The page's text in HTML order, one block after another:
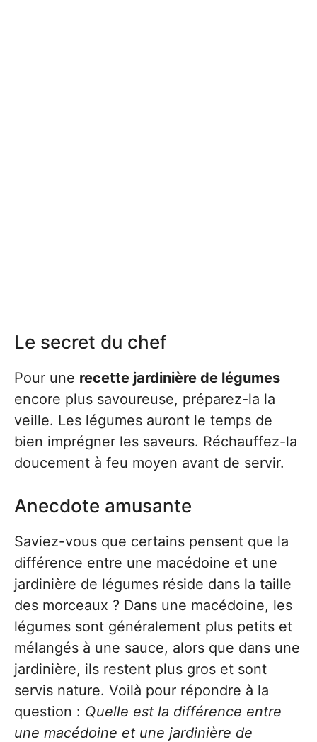
Le secret du chef
Pour une recette jardinière de légumes
encore plus savoureuse, préparez-la la
veille. Les légumes auront le temps de
bien imprégner les saveurs. Réchauffez-la
doucement à feu moyen avant de servir.
Anecdote amusante
Saviez-vous que certains pensent que la
différence entre une macédoine et une
jardinière de légumes réside dans la taille
des morceaux ? Dans une macédoine, les
légumes sont généralement plus petits et
mélangés à une sauce, alors que dans une
jardinière, ils restent plus gros et sont
servis nature. Voilà pour répondre à la
question : Quelle est la différence entre
une macédoine et une jardinière de